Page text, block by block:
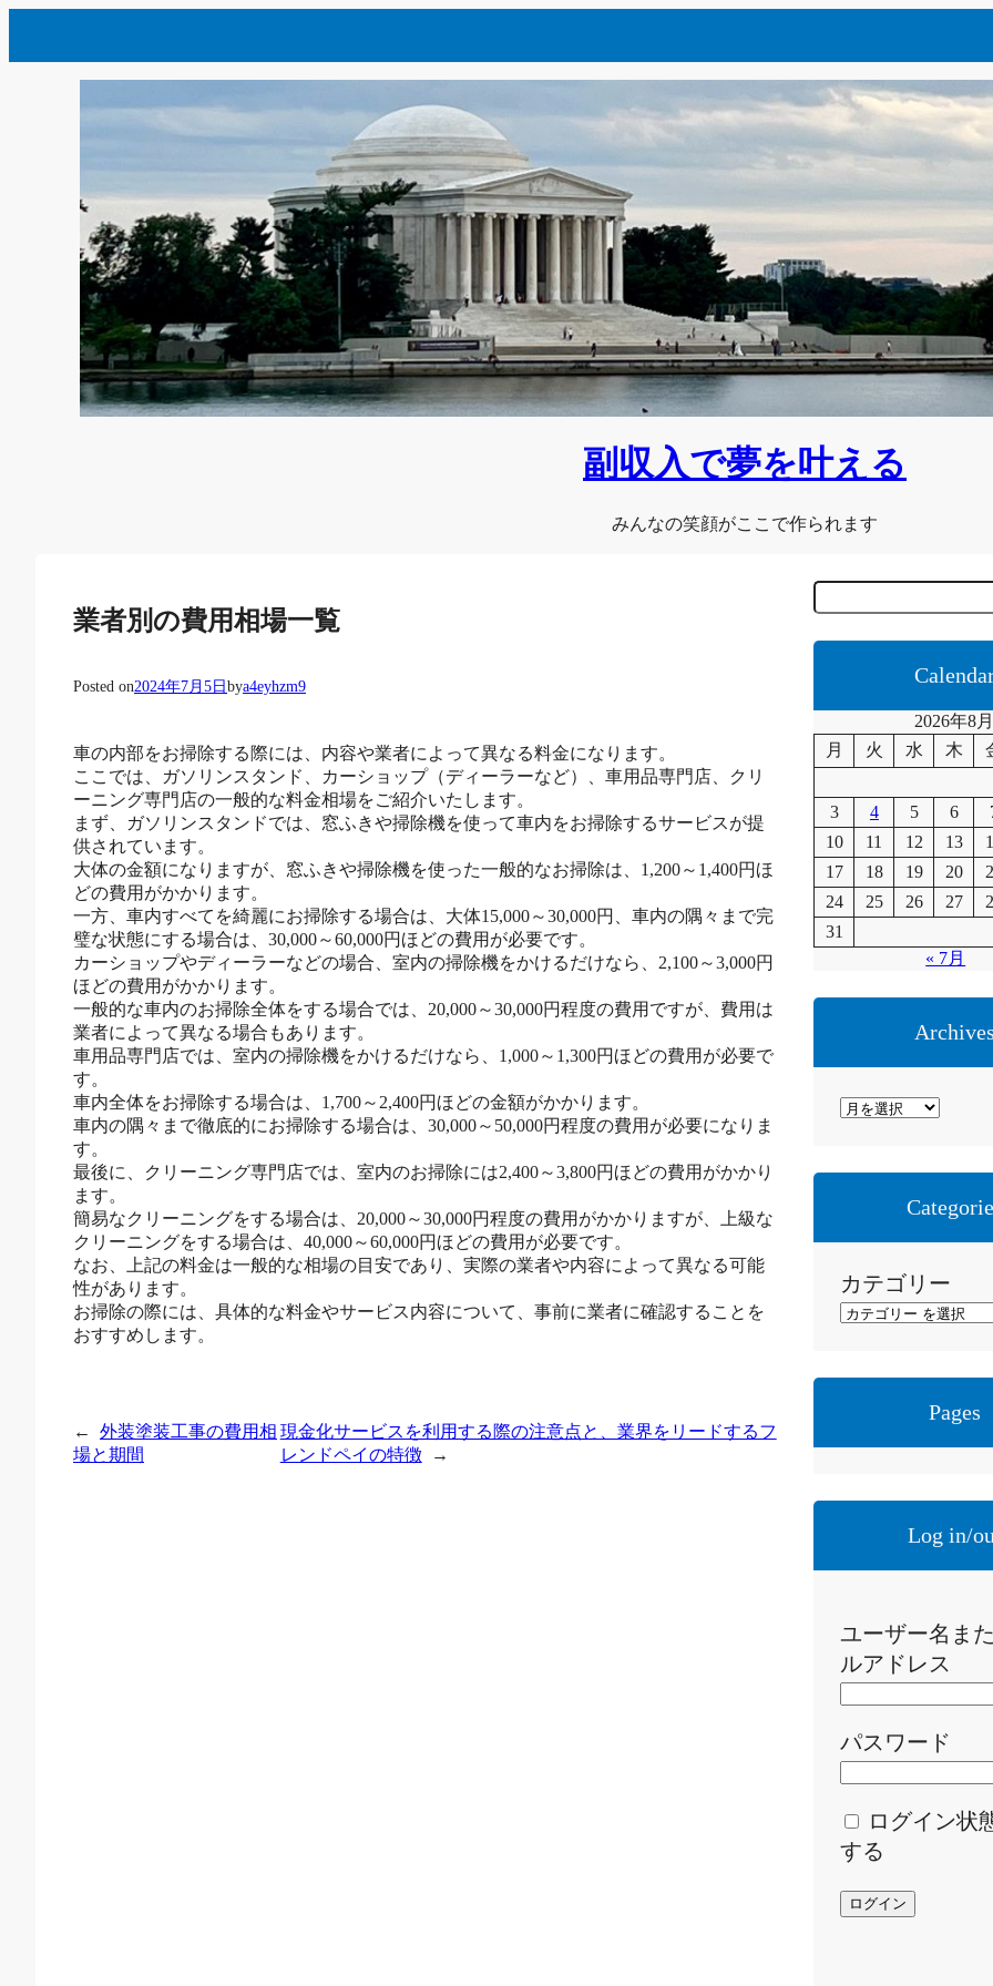
を
副収入で夢を叶える
みんなの笑顔がここで作られます
業者別の費用相場一覧
Posted on2024年7月5日bya4eyhzm9
車の内部をお掃除する際には、内容や業者によって異なる料金になります。
ここでは、ガソリンスタンド、カーショップ（ディーラーなど）、車用品専門店、クリ
ーニング専門店の一般的な料金相場をご紹介いたします。
まず、ガソリンスタンドでは、窓ふきや掃除機を使って車内をお掃除するサービスが提
供されています。
大体の金額になりますが、窓ふきや掃除機を使った一般的なお掃除は、1,200～1,400円ほ
どの費用がかかります。
一方、車内すべてを綺麗にお掃除する場合は、大体15,000～30,000円、車内の隅々まで完
璧な状態にする場合は、30,000～60,000円ほどの費用が必要です。
カーショップやディーラーなどの場合、室内の掃除機をかけるだけなら、2,100～3,000円
ほどの費用がかかります。
一般的な車内のお掃除全体をする場合では、20,000～30,000円程度の費用ですが、費用は
業者によって異なる場合もあります。
車用品専門店では、室内の掃除機をかけるだけなら、1,000～1,300円ほどの費用が必要で
す。
車内全体をお掃除する場合は、1,700～2,400円ほどの金額がかかります。
車内の隅々まで徹底的にお掃除する場合は、30,000～50,000円程度の費用が必要になりま
す。
最後に、クリーニング専門店では、室内のお掃除には2,400～3,800円ほどの費用がかかり
ます。
簡易なクリーニングをする場合は、20,000～30,000円程度の費用がかかりますが、上級な
クリーニングをする場合は、40,000～60,000円ほどの費用が必要です。
なお、上記の料金は一般的な相場の目安であり、実際の業者や内容によって異なる可能
性があります。
お掃除の際には、具体的な料金やサービス内容について、事前に業者に確認することを
おすすめします。
←
外装塗装工事の費用相
場と期間
現金化サービスを利用する際の注意点と、業界をリードするフ
レンドペイの特徴
→
C
e
c
2026年8月
月
火 水 木
3 4 5 6
10
11 12 13
17
18 19 20
24
25 26 27
31
« 7月
ア
カ
カテゴリー
Pages
Log in/
ユーザー名ま
ルアドレス
パスワード
ログイン状
する